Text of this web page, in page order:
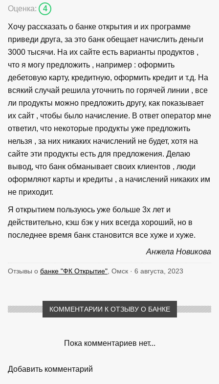
Оценка: 4
Хочу рассказать о банке открытия и их программе
приведи друга, за это банк обещает начислить деньги
3000 тысячи. На их сайте есть варианты продуктов ,
что я могу предложить , например : оформить
дебетовую карту, кредитную, оформить кредит и т.д. На
всякий случай решила уточнить по горячей линии , все
ли продукты можно предложить другу, как показывает
их сайт , чтобы было начисление. В ответ оператор мне
ответил, что некоторые продукты уже предложить
нельзя , за них никаких начислений не будет, хотя на
сайте эти продукты есть для предложения. Делаю
вывод, что банк обманывает своих клиентов , люди
оформляют карты и кредиты , а начислений никаких им
не приходит.
Я открытием пользуюсь уже больше 3х лет и
действительно, кэш бэк у них всегда хороший, но в
последнее время банк становится все хуже и хуже.
Анжела Новикова
Отзывы о банке "ФК Открытие" , Омск · 6 августа, 2023
КОММЕНТАРИИ К ОТЗЫВУ О БАНКЕ
Пока комментариев нет...
Добавить комментарий